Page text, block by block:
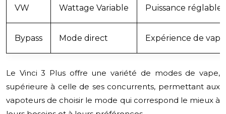
VW Wattage Variable Puissance
Bypass Mode direct Expérience de
Le Vinci 3 Plus offre une variété de modes de vape,
supérieure à celle de ses concurrents, permettant aux
vapoteurs de choisir le mode qui correspond le mieux à